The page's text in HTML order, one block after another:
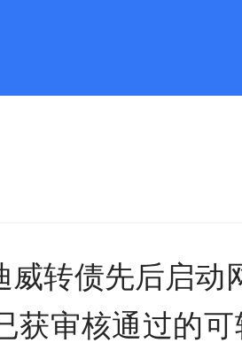
转债先后启
审核通过的